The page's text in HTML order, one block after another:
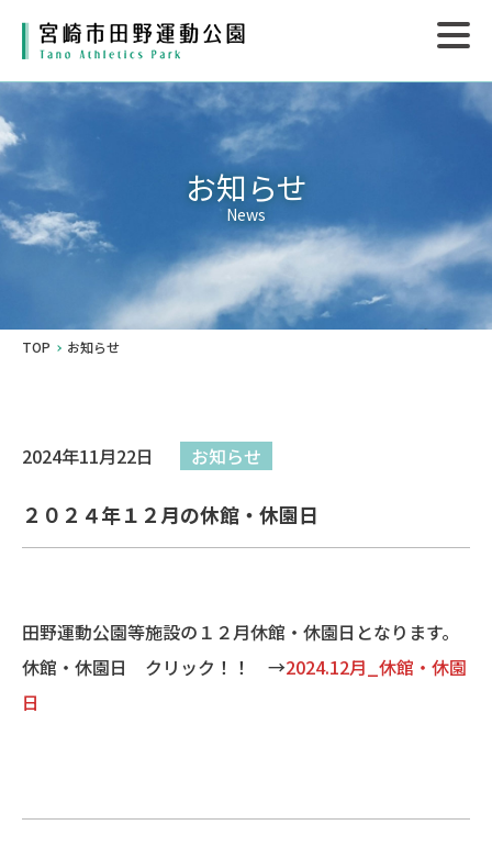
お知らせ
News
TOP お知らせ
2024年11月22日 お知らせ
２０２４年１２月の休館・休園日
田野運動公園等施設の１２月休館・休園日となります。
休館・休園日 クリック！！ →2024.12月_休館・休園
日